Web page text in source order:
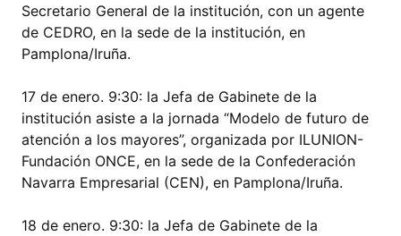
Secretario General de la institución, con un agente
de CEDRO, en la sede de la institución, en
Pamplona/Iruña.
17 de enero. 9:30: la Jefa de Gabinete de la
institución asiste a la jornada “Modelo de futuro de
atención a los mayores”, organizada por ILUNION-
Fundación ONCE, en la sede de la Confederación
Navarra Empresarial (CEN), en Pamplona/Iruña.
18 de enero. 9:30: la Jefa de Gabinete de la